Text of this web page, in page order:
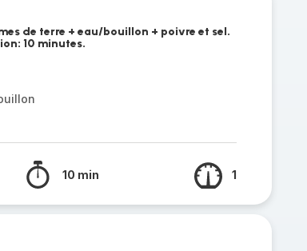
de terre + eau/bouillon + poivre et sel.
10 minutes.
10 min 1